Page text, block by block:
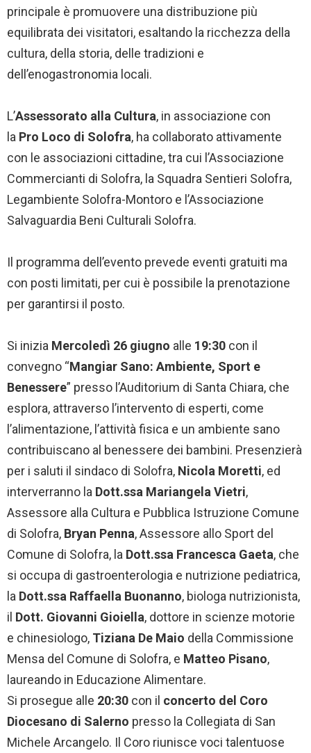
principale è promuovere una distribuzione più
equilibrata dei visitatori, esaltando la ricchezza della
cultura, della storia, delle tradizioni e
dell’enogastronomia locali.
L’Assessorato alla Cultura, in associazione con
la Pro Loco di Solofra, ha collaborato attivamente
con le associazioni cittadine, tra cui l’Associazione
Commercianti di Solofra, la Squadra Sentieri Solofra,
Legambiente Solofra-Montoro e l’Associazione
Salvaguardia Beni Culturali Solofra.
Il programma dell’evento prevede eventi gratuiti ma
con posti limitati, per cui è possibile la prenotazione
per garantirsi il posto.
Si inizia Mercoledì 26 giugno alle 19:30 con il
convegno “Mangiar Sano: Ambiente, Sport e
Benessere” presso l’Auditorium di Santa Chiara, che
esplora, attraverso l’intervento di esperti, come
l’alimentazione, l’attività fisica e un ambiente sano
contribuiscano al benessere dei bambini. Presenzierà
per i saluti il sindaco di Solofra, Nicola Moretti, ed
interverranno la Dott.ssa Mariangela Vietri,
Assessore alla Cultura e Pubblica Istruzione Comune
di Solofra, Bryan Penna, Assessore allo Sport del
Comune di Solofra, la Dott.ssa Francesca Gaeta, che
si occupa di gastroenterologia e nutrizione pediatrica,
la Dott.ssa Raffaella Buonanno, biologa nutrizionista,
il Dott. Giovanni Gioiella, dottore in scienze motorie
e chinesiologo, Tiziana De Maio della Commissione
Mensa del Comune di Solofra, e Matteo Pisano,
laureando in Educazione Alimentare.
Si prosegue alle 20:30 con il concerto del Coro
Diocesano di Salerno presso la Collegiata di San
Michele Arcangelo. Il Coro riunisce voci talentuose